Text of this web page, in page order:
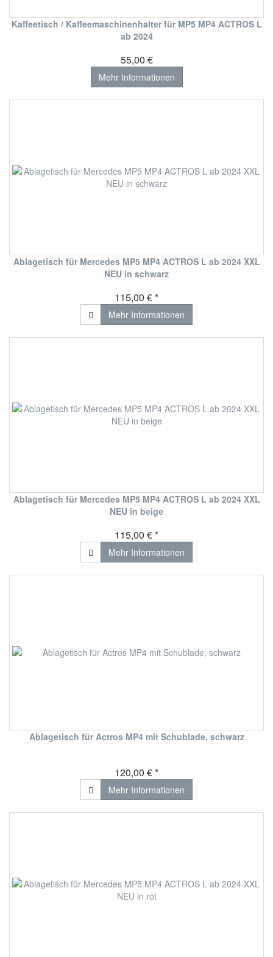
Kaffeetisch / Kaffeemaschinenhalter für MP5 MP4 ACTROS L
ab 2024
55,00 €
Mehr Informationen
Ablagetisch für Mercedes MP5 MP4 ACTROS L ab 2024 XXL
NEU in schwarz
115,00 € *
Mehr Informationen
Ablagetisch für Mercedes MP5 MP4 ACTROS L ab 2024 XXL
NEU in beige
115,00 € *
Mehr Informationen
Ablagetisch für Actros MP4 mit Schublade, schwarz
120,00 € *
Mehr Informationen